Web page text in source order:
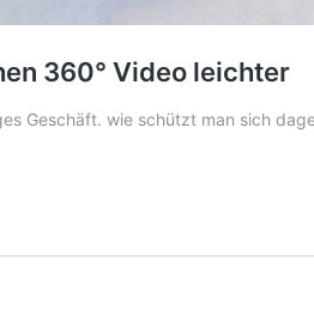
360° Video leichter
Geschäft. wie schützt man sich